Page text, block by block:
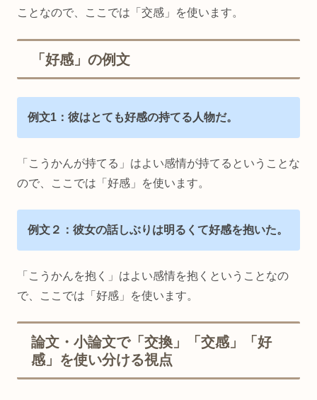
ことなので、ここでは「交感」を使います。
「好感」の例文
例文1：彼はとても好感の持てる人物だ。
「こうかんが持てる」はよい感情が持てるということな
ので、ここでは「好感」を使います。
例文２：彼女の話しぶりは明るくて好感を抱いた。
「こうかんを抱く」はよい感情を抱くということなの
で、ここでは「好感」を使います。
論文・小論文で「交換」「交感」「好
感」を使い分ける視点